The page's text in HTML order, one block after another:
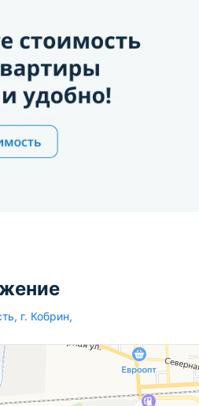
, г. Кобрин,